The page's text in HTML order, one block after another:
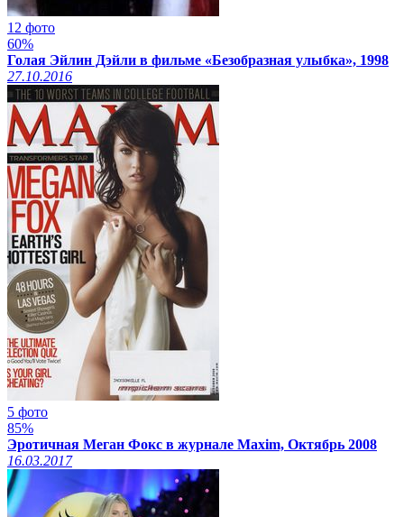
12 фото
60%
Голая Эйлин Дэйли в фильме «Безобразная улыбка», 1998
27.10.2016
5 фото
85%
Эротичная Меган Фокс в журнале Maxim, Октябрь 2008
16.03.2017